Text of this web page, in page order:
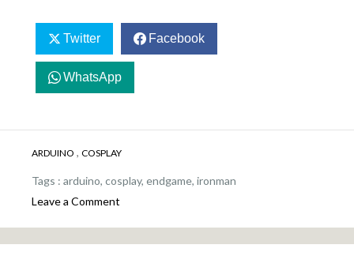
Twitter Facebook
WhatsApp
ARDUINO , COSPLAY
Tags : arduino, cosplay, endgame, ironman
Leave a Comment
de